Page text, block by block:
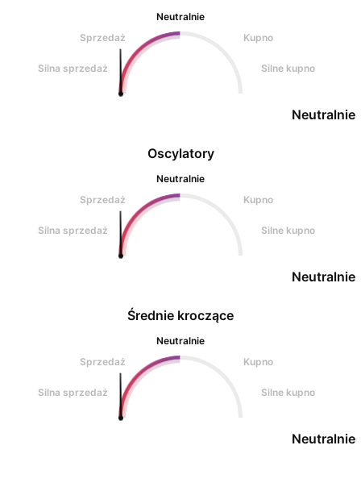
Oscylatory
Neutralnie
Sprzedaż
Kupno
Silna sprzedaż Silne kupno
Neutralnie
Neutralnie
Sprzedaż
Kupno
Silna sprzedaż Silne kupno
Neutralnie
Średnie kroczące
Neutralnie
Sprzedaż
Kupno
Silna sprzedaż Silne kupno
Neutralnie